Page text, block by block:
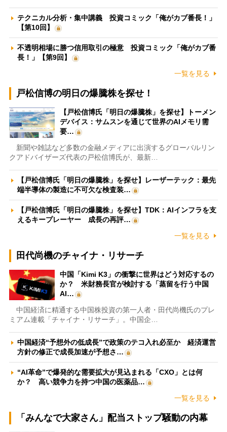
テクニカル分析・集中講義 投資コミック「俺がカブ番長！」
【第10回】
不透明相場に勝つ信用取引の極意 投資コミック「俺がカブ番
長！」【第9回】
一覧を見る
戸松信博の明日の爆騰株を探せ！
【戸松信博氏「明日の爆騰株」を探せ】トーメン
デバイス：サムスンを通じて世界のAIメモリ需
要…
新聞や雑誌など多数の金融メディアに出演するグローバルリン
クアドバイザーズ代表の戸松信博氏が、最新…
【戸松信博氏「明日の爆騰株」を探せ】レーザーテック：最先
端半導体の製造に不可欠な検査装…
【戸松信博氏「明日の爆騰株」を探せ】TDK：AIインフラを支
えるキープレーヤー 成長の再評…
一覧を見る
田代尚機のチャイナ・リサーチ
中国「Kimi K3」の衝撃に世界はどう対応するの
か？ 米財務長官が検討する「蒸留を行う中国
AI…
中国経済に精通する中国株投資の第一人者・田代尚機氏のプレ
ミアム連載「チャイナ・リサーチ」。中国企…
中国経済“予想外の低成長”で政策のテコ入れ必至か 経済運営
方針の修正で成長加速が予想さ…
“AI革命”で爆発的な需要拡大が見込まれる「CXO」とは何
か？ 高い競争力を持つ中国の医薬品…
一覧を見る
「みんなで大家さん」配当ストップ騒動の内幕